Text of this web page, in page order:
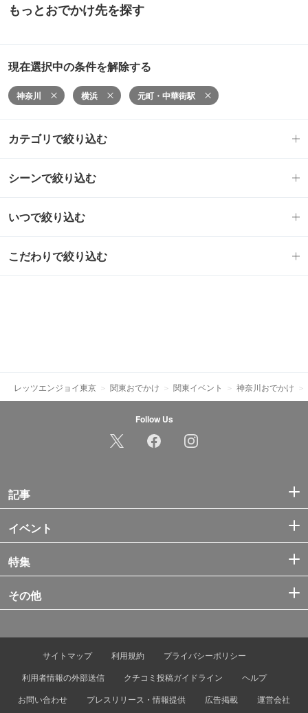
もっとおでかけ先を探す
現在選択中の条件を解除する
神奈川 横浜 元町・中華街駅
カテゴリで絞り込む
シーンで絞り込む
いつで絞り込む
こだわりで絞り込む
レッツエンジョイ東京 関東おでかけ 関東イベント 神奈川おでかけ
Follow Us
記事
イベント
特集
その他
サイトマップ 利用規約
プライバシーポリシー
利用者情報の外部送信
クチコミ投稿ガイドライン
ヘルプ
お問い合わせ
プレスリリース・情報提供 広告掲載 運営会社